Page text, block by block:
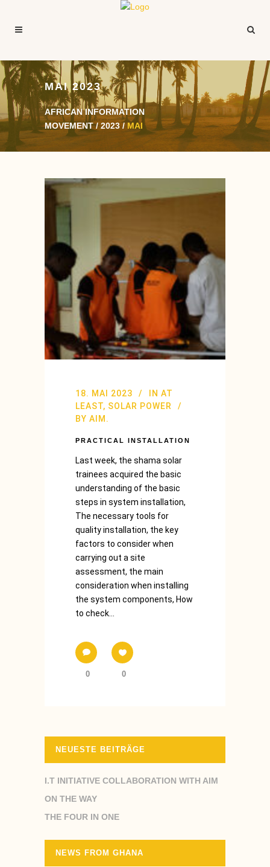
MAI 2023
AFRICAN INFORMATION
MOVEMENT/2023 /MAI
18. MAI 2023 IN AT
LEAST, SOLAR POWER
BY AIM.
PRACTICAL INSTALLATION
Last week, the shama solar
trainees acquired the basic
understanding of the basic
steps in system installation,
The necessary tools for
quality installation, the key
factors to consider when
carrying out a site
assessment, the main
consideration when installing
the system components, How
to check...
0 0
NEUESTE BEITRÄGE
I.T INITIATIVE COLLABORATION WITH AIM
ON THE WAY
THE FOUR IN ONE
NEWS FROM GHANA